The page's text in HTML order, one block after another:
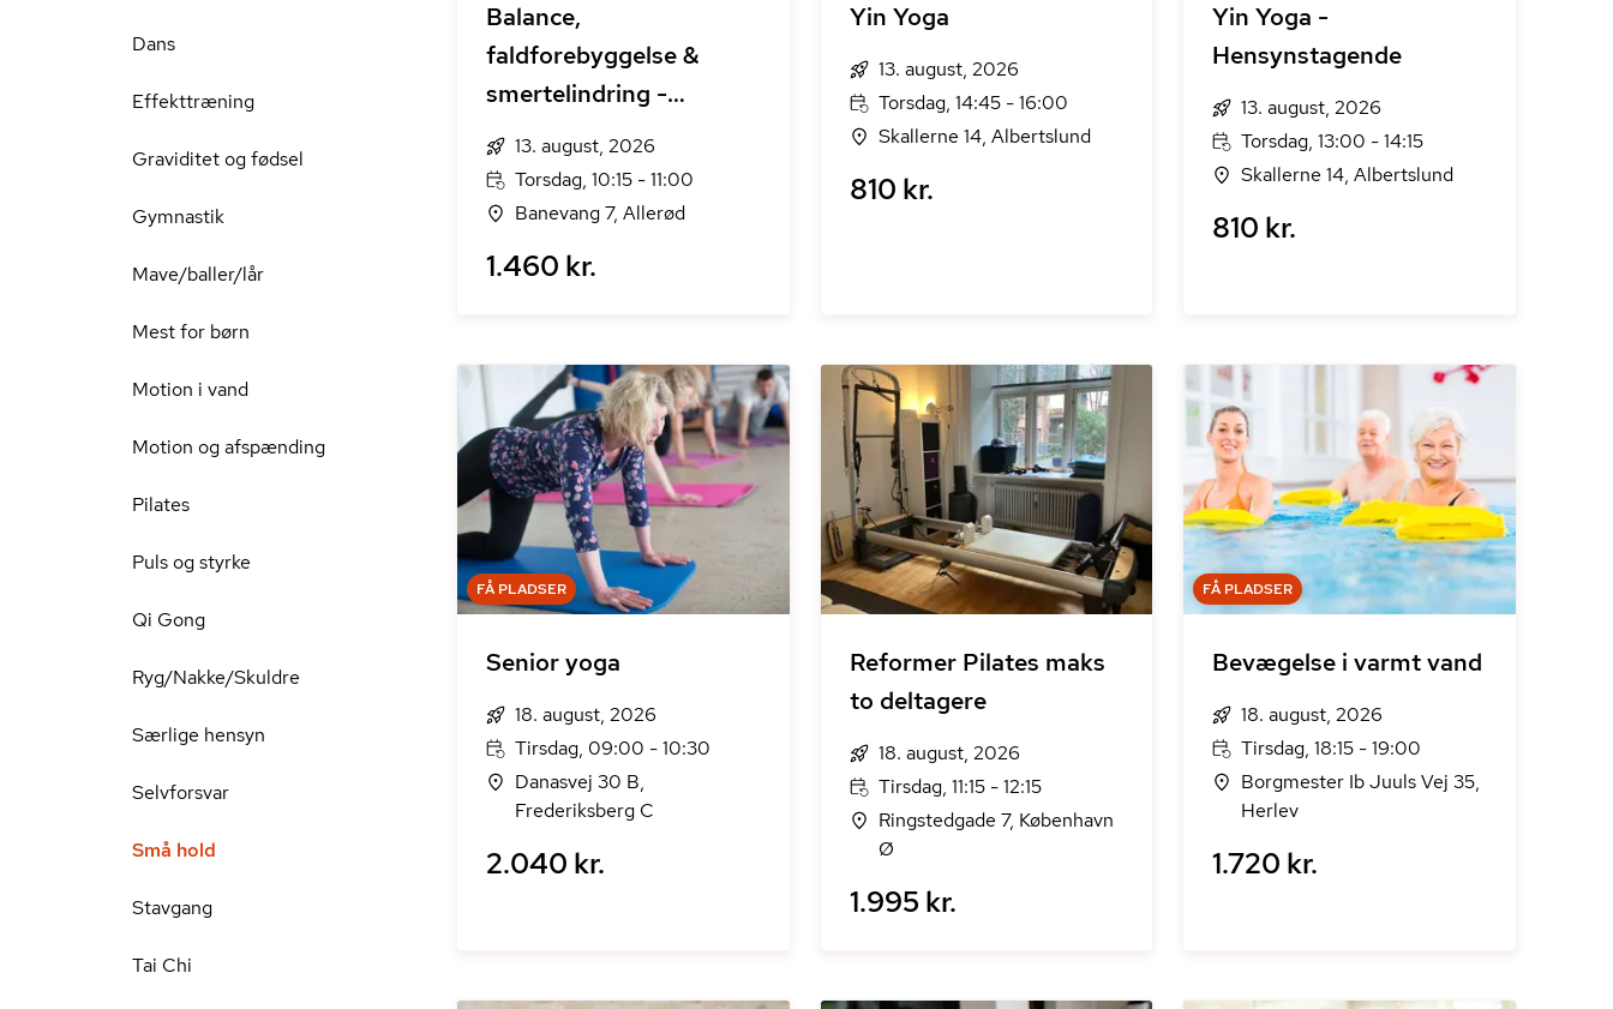
Dans
Effekttræning
Graviditet og fødsel
Gymnastik
Mave/baller/lår
Mest for børn
Motion i vand
Motion og afspænding
Pilates
Puls og styrke
Qi Gong
Ryg/Nakke/Skuldre
Særlige hensyn
Selvforsvar
Små hold
Stavgang
Tai Chi
Balance,
faldforebyggelse &
smertelindring -
Hensyntagende hold
13. august, 2026
Torsdag, 10:15 - 11:00
Banevang 7, Allerød
1.460 kr.
Yin Yoga
13. august, 2026
Torsdag, 14:45 - 16:00
Skallerne 14, Albertslund
810 kr.
Yin Yoga -
Hensynstagende
13. august, 2026
Torsdag, 13:00 - 14:15
Skallerne 14, Albertslund
810 kr.
FÅ PLADSER
Senior yoga
18. august, 2026
Tirsdag, 09:00 - 10:30
Danasvej 30 B,
Frederiksberg C
2.040 kr.
Reformer Pilates maks
to deltagere
18. august, 2026
Tirsdag, 11:15 - 12:15
Ringstedgade 7, København
Ø
1.995 kr.
FÅ PLADSER
Bevægelse i varmt vand
18. august, 2026
Tirsdag, 18:15 - 19:00
Borgmester Ib Juuls Vej 35,
Herlev
1.720 kr.